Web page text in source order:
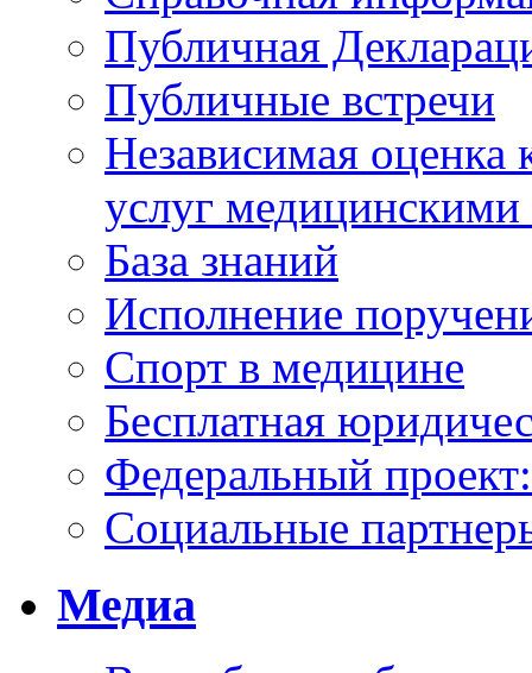
Публичная
Публичные встречи
Независимая оценка
услуг
База знаний
Исполнение
Спорт в медицине
Бесплатная
Федеральный
Социальные
Медиа